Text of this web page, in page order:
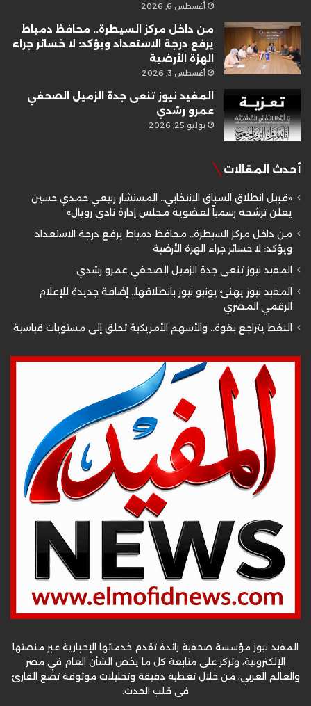
أغسطس 6, 2026
من داخل مركز السيطرة.. محافظ دمياط
يرفع درجة الاستعداد ويؤكد: لا خسائر جراء
الهزة الأرضية
أغسطس 3, 2026
المفيد نيوز تنعى جدة الزميل الصحفي
عمرو رشدي
يوليو 25, 2026
أحدث المقالات
«قبيل انطلاق السباق الانتخابي.. المستشار ربيعي حمدي حسين
يعلن ترشحه رسمياً لعضوية مجلس إدارة نادي رويال»
من داخل مركز السيطرة.. محافظ دمياط يرفع درجة الاستعداد
ويؤكد: لا خسائر جراء الهزة الأرضية
المفيد نيوز تنعى جدة الزميل الصحفي عمرو رشدي
المفيد نيوز يهنئ يونيو نيوز بانطلاقها.. إضافة جديدة للإعلام
الرقمي المصري
النفط يتراجع بقوة.. والأسهم الأمريكية تحلق إلى مستويات قياسية
المفيد نيوز مؤسسة صحفية رائدة تقدم خدماتها الإخبارية عبر منصتها
الإلكترونية، وتركز على متابعة كل ما يخص الشأن العام في مصر
والعالم العربي، من خلال تغطية دقيقة وتحليلات موثوقة تضع القارئ
في قلب الحدث.